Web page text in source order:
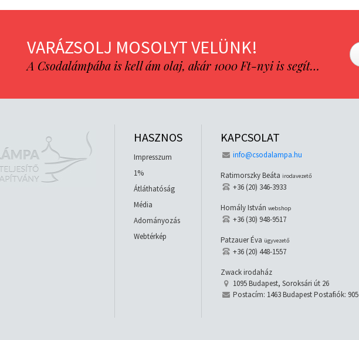
VARÁZSOLJ MOSOLYT VELÜNK!
A Csodalámpába is kell ám olaj, akár 1000 Ft-nyi is segít…
HASZNOS
Impresszum
1%
Átláthatóság
Média
Adományozás
Webtérkép
KAPCSOLAT
info@csodalampa.hu
Ratimorszky Beáta irodavezető
+36 (20) 346-3933
Homály István webshop
+36 (30) 948-9517
Patzauer Éva ügyvezető
+36 (20) 448-1557
Zwack irodaház
1095 Budapest, Soroksári út 26
Postacím: 1463 Budapest Postafiók: 905